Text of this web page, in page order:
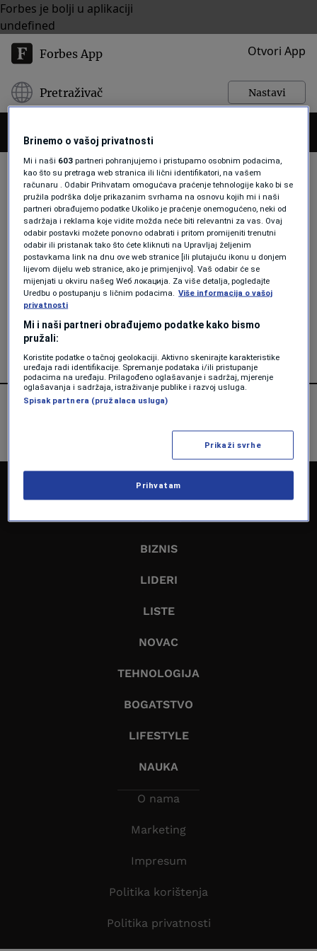
Forbes je bolji u aplikaciji
undefined
Forbes App Otvori App
Pretraživač Nastavi
ĆAMIL DURAKOVIĆ
LIDERI
Političari TikTokeri: Znaju li Mile, Ja
Sam Aleksandar, Draško i Ćamil
politiku učiniti zabavnijom i
Forbes BiH
NASLOVNA
EKONOMIJA
BIZNIS
LIDERI
LISTE
NOVAC
TEHNOLOGIJA
BOGATSTVO
LIFESTYLE
NAUKA
O nama
Marketing
Impresum
Politika korištenja
Politika privatnosti
Brinemo o vašoj privatnosti
Mi i naši 603 partneri pohranjujemo i pristupamo osobnim podacima,
kao što su pretraga web stranica ili lični identifikatori, na vašem
računaru . Odabir Prihvatam omogućava praćenje tehnologije kako bi se
pružila podrška dolje prikazanim svrhama na osnovu kojih mi i naši
partneri obrađujemo podatke Ukoliko je praćenje onemogućeno, neki od
sadržaja i reklama koje vidite možda neće biti relevantni za vas. Ovaj
odabir postavki možete ponovno odabrati i pritom promijeniti trenutni
odabir ili pristanak tako što ćete kliknuti na Upravljaj željenim
postavkama link na dnu ove web stranice [ili plutajuću ikonu u donjem
lijevom dijelu web stranice, ako je primjenjivo]. Vaš odabir će se
mijenjati u okviru našeg Wеб локација. Za više detalja, pogledajte
Uredbu o postupanju s ličnim podacima.
Više informacija o vašoj
privatnosti
Mi i naši partneri obrađujemo podatke kako bismo
pružali:
Koristite podatke o tačnoj geolokaciji. Aktivno skenirajte karakteristike
uređaja radi identifikacije. Spremanje podataka i/ili pristupanje
podacima na uređaju. Prilagođeno oglašavanje i sadržaj, mjerenje
oglašavanja i sadržaja, istraživanje publike i razvoj usluga.
Spisak partnera (pružalaca usluga)
Prikaži svrhe
Prihvatam